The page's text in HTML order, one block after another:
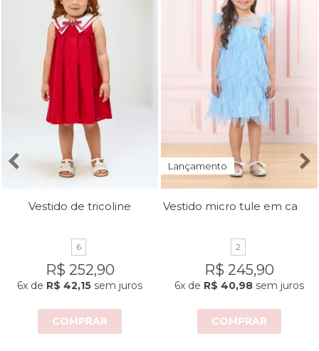
Vestido de tricoline
6
R$ 252,90
6x de R$ 42,15 sem juros
COMPRAR
Lançamento
2
R$ 245,90
6x de R$ 40,98 sem juros
COMPRAR